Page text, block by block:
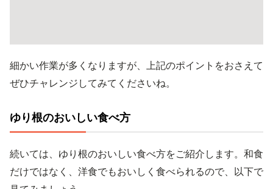
細かい作業が多くなりますが、上記のポイントをおさえて
ぜひチャレンジしてみてくださいね。
ゆり根のおいしい食べ方
続いては、ゆり根のおいしい食べ方をご紹介します。和食
だけではなく、洋食でもおいしく食べられるので、以下で